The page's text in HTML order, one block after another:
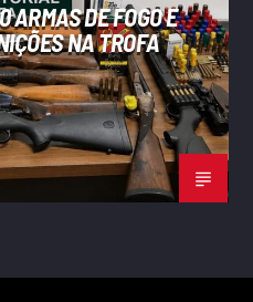
ARMAS DE FOGO E
NA TROFA